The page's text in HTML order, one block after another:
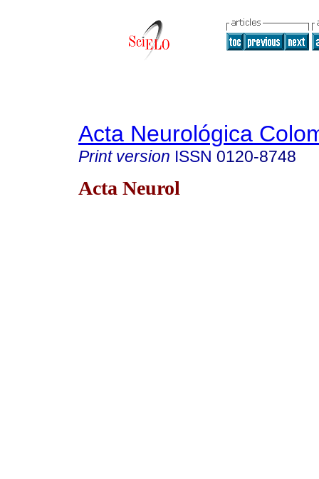
Acta Neurológica
Print version ISSN 0120-8748
Acta Neurol